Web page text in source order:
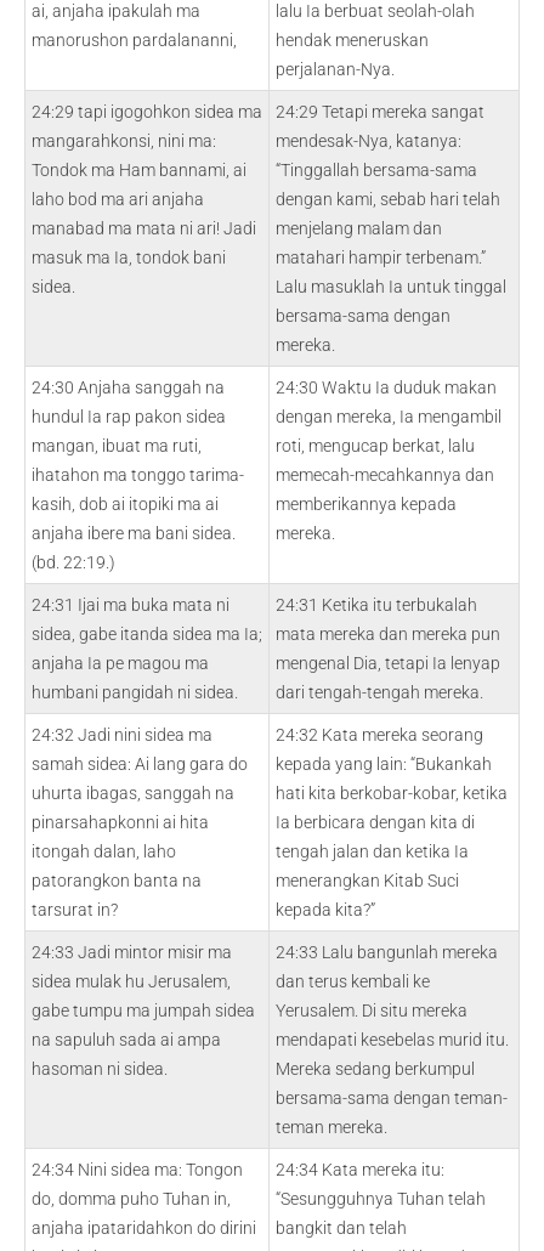
ai, anjaha ipakulah ma
manorushon pardalananni,
lalu Ia berbuat seolah-olah
hendak meneruskan
perjalanan-Nya.
24:29 tapi igogohkon sidea ma
mangarahkonsi, nini ma:
Tondok ma Ham bannami, ai
laho bod ma ari anjaha
manabad ma mata ni ari! Jadi
masuk ma Ia, tondok bani
sidea.
24:29 Tetapi mereka sangat
mendesak-Nya, katanya:
“Tinggallah bersama-sama
dengan kami, sebab hari telah
menjelang malam dan
matahari hampir terbenam.”
Lalu masuklah Ia untuk tinggal
bersama-sama dengan
mereka.
24:30 Anjaha sanggah na
hundul Ia rap pakon sidea
mangan, ibuat ma ruti,
ihatahon ma tonggo tarima-
kasih, dob ai itopiki ma ai
anjaha ibere ma bani sidea.
(bd. 22:19.)
24:30 Waktu Ia duduk makan
dengan mereka, Ia mengambil
roti, mengucap berkat, lalu
memecah-mecahkannya dan
memberikannya kepada
mereka.
24:31 Ijai ma buka mata ni
sidea, gabe itanda sidea ma Ia;
anjaha Ia pe magou ma
humbani pangidah ni sidea.
24:31 Ketika itu terbukalah
mata mereka dan mereka pun
mengenal Dia, tetapi Ia lenyap
dari tengah-tengah mereka.
24:32 Jadi nini sidea ma
samah sidea: Ai lang gara do
uhurta ibagas, sanggah na
pinarsahapkonni ai hita
itongah dalan, laho
patorangkon banta na
tarsurat in?
24:32 Kata mereka seorang
kepada yang lain: “Bukankah
hati kita berkobar-kobar, ketika
Ia berbicara dengan kita di
tengah jalan dan ketika Ia
menerangkan Kitab Suci
kepada kita?”
24:33 Jadi mintor misir ma
sidea mulak hu Jerusalem,
gabe tumpu ma jumpah sidea
na sapuluh sada ai ampa
hasoman ni sidea.
24:33 Lalu bangunlah mereka
dan terus kembali ke
Yerusalem. Di situ mereka
mendapati kesebelas murid itu.
Mereka sedang berkumpul
bersama-sama dengan teman-
teman mereka.
24:34 Nini sidea ma: Tongon
do, domma puho Tuhan in,
anjaha ipataridahkon do dirini
24:34 Kata mereka itu:
“Sesungguhnya Tuhan telah
bangkit dan telah